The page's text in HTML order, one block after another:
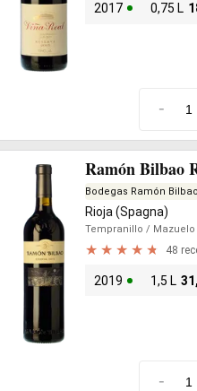
2017 0,75 L
-
Ramón Bilbao
Bodegas Ramón Bilbao
Rioja (Spagna)
Tempranillo / Mazuelo
48
2019 1,5 L
-